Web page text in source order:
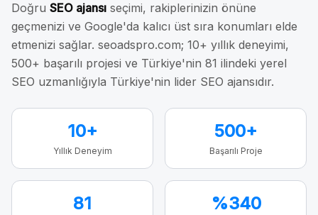
Doğru SEO ajansı seçimi, rakiplerinizin önüne
geçmenizi ve Google'da kalıcı üst sıra konumları elde
etmenizi sağlar. seoadspro.com; 10+ yıllık deneyimi,
500+ başarılı projesi ve Türkiye'nin 81 ilindeki yerel
SEO uzmanlığıyla Türkiye'nin lider SEO ajansıdır.
10+
Yıllık Deneyim
500+
Başarılı Proje
81 %340